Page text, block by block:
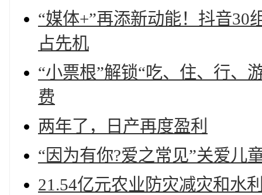
“媒体+”再添新动能！抖音30
占先机
“小票根”解锁“吃、住、行、
费
两年了，日产再度盈利
“因为有你?爱之常见”关爱儿
21.54亿元农业防灾减灾和水